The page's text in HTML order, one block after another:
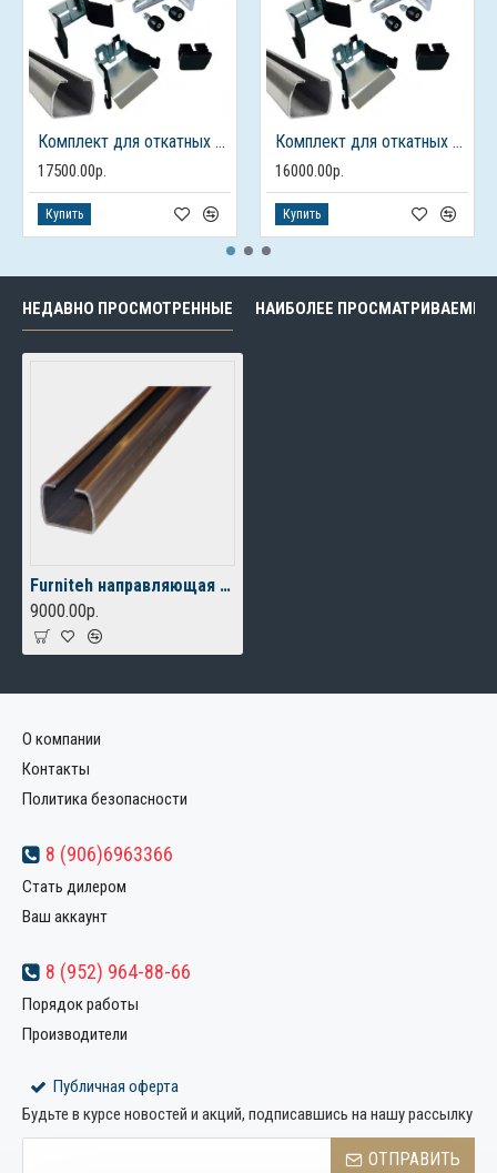
Комплект для откатных ворот ALUTECH до 450кг., балка 7м.
17500.00р.
Купить
Комплект для откатных ворот ALUTECH до 450кг., балка 6м.
16000.00р.
Купить
НЕДАВНО ПРОСМОТРЕННЫЕ НАИБОЛЕЕ ПРОСМАТРИВАЕМЫЕ
Furniteh направляющая для откатных ворот 7 м
9000.00р.
О компании
Контакты
Политика безопасности
8 (906)6963366
Стать дилером
Ваш аккаунт
8 (952) 964-88-66
Порядок работы
Производители
Публичная оферта
Будьте в курсе новостей и акций, подписавшись на нашу рассылку
ОТПРАВИТЬ